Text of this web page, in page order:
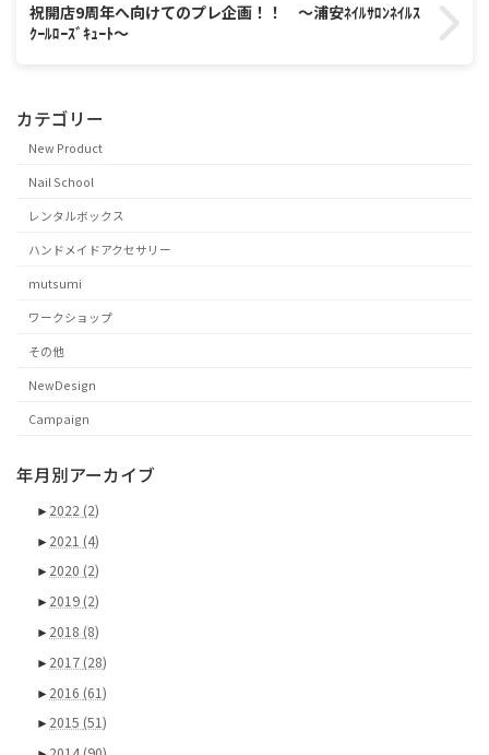
祝開店9周年へ向けてのプレ企画！！ ～浦安ﾈｲﾙｻﾛﾝﾈｲﾙｽ
ｸｰﾙﾛｰｽﾞｷｭｰﾄ～
カテゴリー
New Product
Nail School
レンタルボックス
ハンドメイドアクセサリー
mutsumi
ワークショップ
その他
NewDesign
Campaign
年月別アーカイブ
►2022 (2)
►2021 (4)
►2020 (2)
►2019 (2)
►2018 (8)
►2017 (28)
►2016 (61)
►2015 (51)